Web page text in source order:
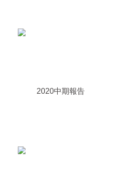
2020中期報告